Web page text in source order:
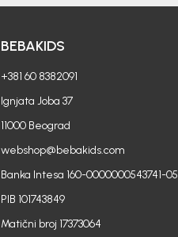
BEBAKIDS
+381 60 8382091
Ignjata Joba 37
11000 Beograd
webshop@bebakids.com
Banka Intesa 160-0000000543741-05
PIB 101743849
Matični broj 17373064